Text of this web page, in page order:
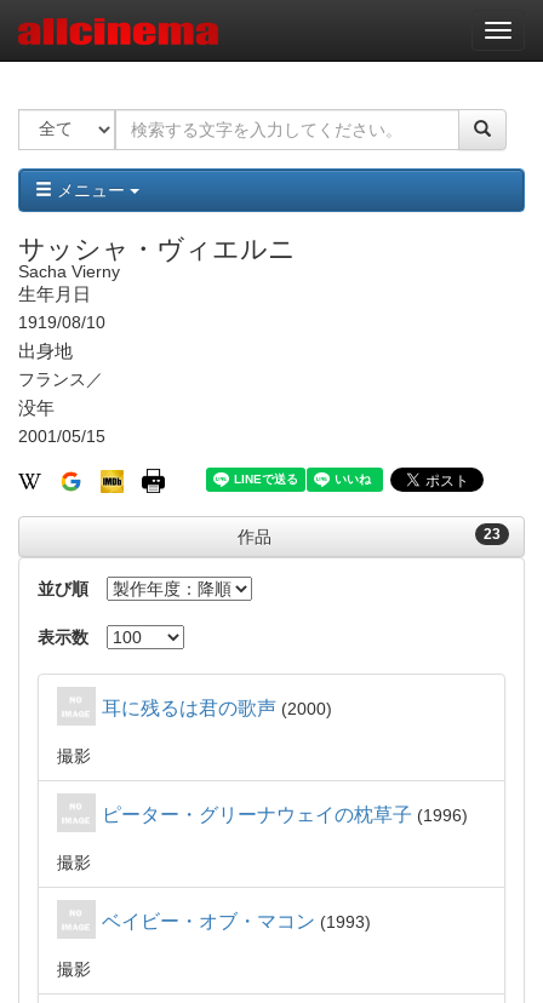
ナ
ビ
ー
ョ
ン
メニュー
サッシャ・ヴィエルニ
Sacha Vierny
生年月日
1919/08/10
出身地
フランス／
没年
2001/05/15
23
作品
並び順
表示数
耳に残るは君の歌声 2000
撮影
ピーター・グリーナウェイの枕草子 1996
撮影
ベイビー・オブ・マコン 1993
撮影